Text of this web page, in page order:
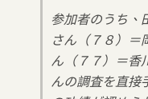
参加者のうち、
さん（７８）＝
ん（７７）＝香
んの調査を直接